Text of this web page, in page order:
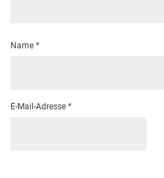
Name *
E-Mail-Adresse *